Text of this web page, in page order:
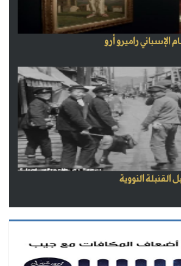
راميرو أرو
القنبلة النووية